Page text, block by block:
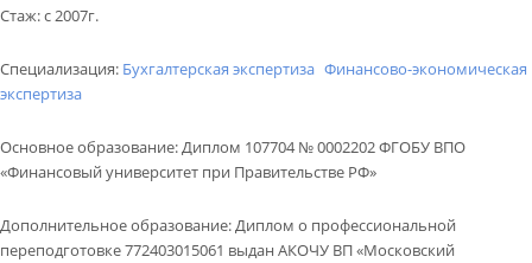
Стаж:с 2007г.
Специализация: Бухгалтерская экспертиза Финансово-экономическая
экспертиза
Основное образование:Диплом 107704 № 0002202 ФГОБУ ВПО
«Финансовый университет при Правительстве РФ»
Дополнительное образование:Диплом о профессиональной
переподготовке 772403015061 выдан АКОЧУ ВП «Московский